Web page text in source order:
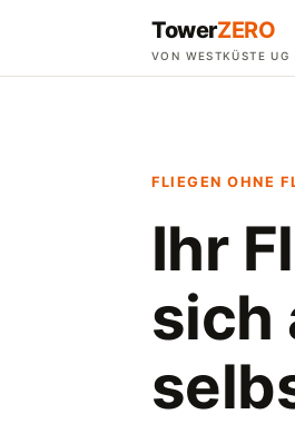
TowerZERO
VON WESTKÜSTE UG
FLIEGEN OHNE
Ihr
sich